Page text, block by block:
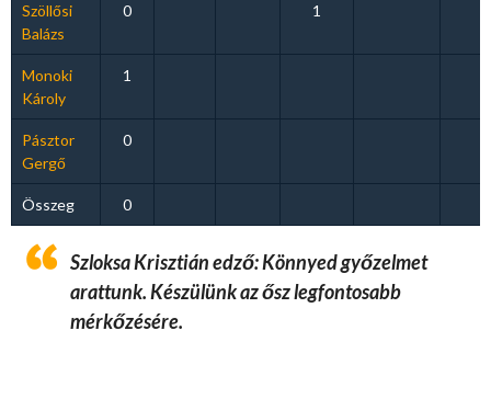
Szöllősi
Balázs
0 1
Monoki
Károly
1
Pásztor
Gergő
0
Összeg 0
Szloksa Krisztián edző: Könnyed győzelmet
arattunk. Készülünk az ősz legfontosabb
mérkőzésére.